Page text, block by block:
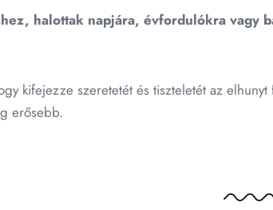
halottak napjára, évfordulókra vagy
kifejezze szeretetét és tiszteletét az
erősebb.